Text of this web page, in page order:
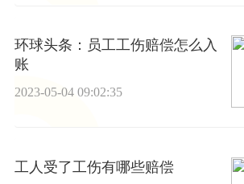
环球头条：员工工伤赔偿怎么入
账
2023-05-04 09:02:35
工人受了工伤有哪些赔偿